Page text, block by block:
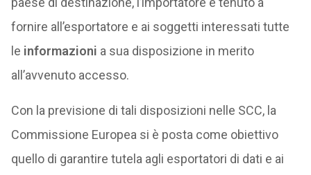
fornire all’esportatore e ai soggetti interessati tutte
le informazioni a sua disposizione in merito
all’avvenuto accesso.
Con la previsione di tali disposizioni nelle SCC, la
Commissione Europea si è posta come obiettivo
quello di garantire tutela agli esportatori di dati e ai